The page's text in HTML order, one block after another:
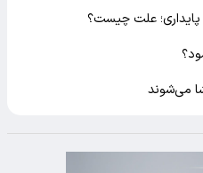
پایداری؛ علت چیست؟
می‌شوند